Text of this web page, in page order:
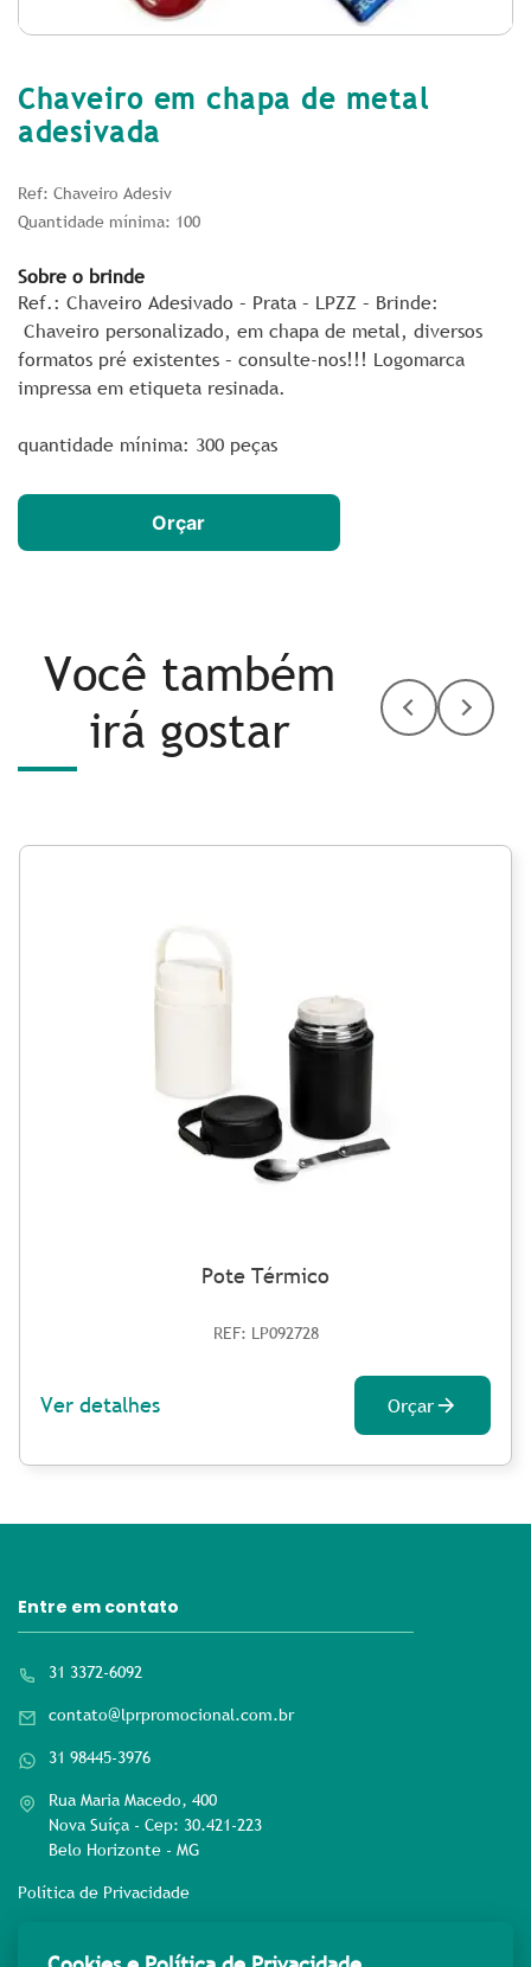
Chaveiro em chapa de metal
adesivada
Ref: Chaveiro Adesiv
Quantidade mínima: 100
Sobre o brinde
Ref.: Chaveiro Adesivado – Prata – LPZZ – Brinde:
Chaveiro personalizado, em chapa de metal, diversos
formatos pré existentes – consulte-nos!!! Logomarca
impressa em etiqueta resinada.
quantidade mínima: 300 peças
Orçar
Você também
irá gostar
Pote Térmico
REF: LP092728
Ver detalhes Orçar
Entre em contato
31 3372-6092
contato@lprpromocional.com.br
31 98445-3976
Rua Maria Macedo, 400
Nova Suíça - Cep: 30.421-223
Belo Horizonte - MG
Política de Privacidade
Rede sociais